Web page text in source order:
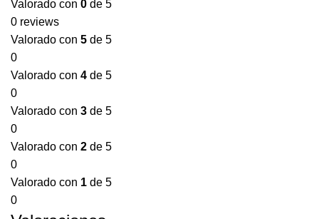
Valorado con 0 de 5
0 reviews
Valorado con 5 de 5
0
Valorado con 4 de 5
0
Valorado con 3 de 5
0
Valorado con 2 de 5
0
Valorado con 1 de 5
0